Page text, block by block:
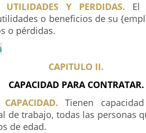
Y PERDIDAS. El
o beneficios de su
o pérdidas.
CAPITULO II.
CAPACIDAD PARA CONTRATAR.
Tienen
de trabajo, todas las personas
de edad.